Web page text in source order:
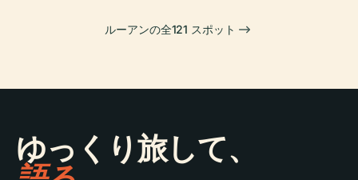
ルーアンの全121 スポット
ゆっくり旅して、